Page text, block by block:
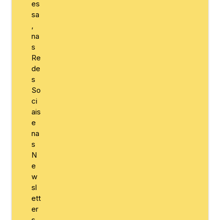
es
sa
,
na
s
Re
de
s
So
ci
ais
e
na
s
N
e
w
sl
ett
er